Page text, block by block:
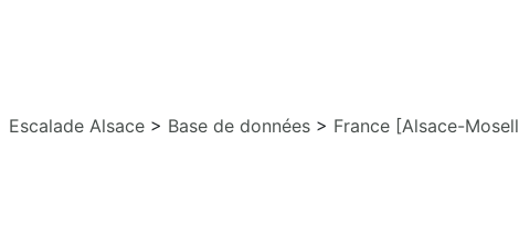
Escalade Alsace > Base de données > France [Alsace-